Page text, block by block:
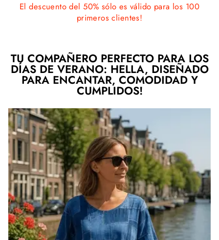
El descuento del 50% sólo es válido para los 100
primeros clientes!
TU COMPAÑERO PERFECTO PARA LOS
DÍAS DE VERANO: HELLA, DISEÑADO
PARA ENCANTAR, COMODIDAD Y
CUMPLIDOS!